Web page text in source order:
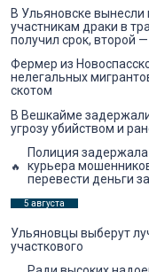
В Ульяновске вынесли
участникам драки в
получил срок, второй
Фермер из
нелегальных
скотом
В Вешкайме
угрозу убийством и
Полиция
курьера
перевести деньги
5 августа
Ульяновцы выберут
участкового